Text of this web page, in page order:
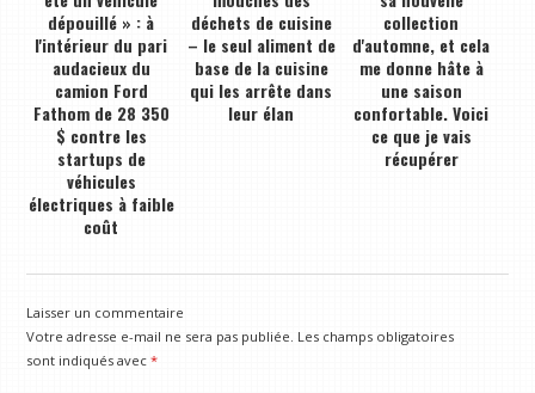
dépouillé » : à
l'intérieur du pari
audacieux du
camion Ford
Fathom de 28 350
$ contre les
startups de
véhicules
électriques à faible
coût
déchets de cuisine
– le seul aliment de
base de la cuisine
qui les arrête dans
leur élan
collection
d'automne, et cela
me donne hâte à
une saison
confortable. Voici
ce que je vais
récupérer
Laisser un commentaire
Votre adresse e-mail ne sera pas publiée. Les champs obligatoires
sont indiqués avec*